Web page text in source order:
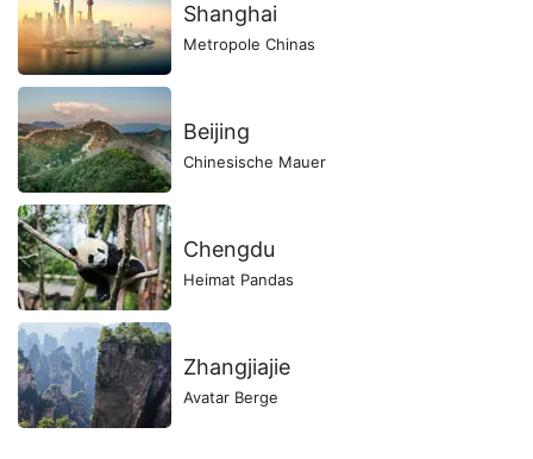
Shanghai
Metropole Chinas
Beijing
Chinesische Mauer
Chengdu
Heimat Pandas
Zhangjiajie
Avatar Berge